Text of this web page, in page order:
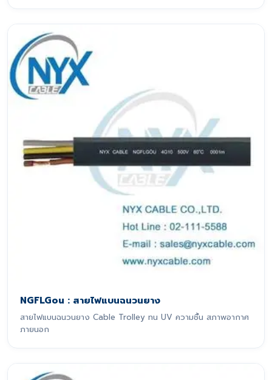
NGFLGou : สายไฟแบนฉนวนยาง
สายไฟแบนฉนวนยาง Cable Trolley ทน UV ความชื้น สภาพอากาศ
ภายนอก